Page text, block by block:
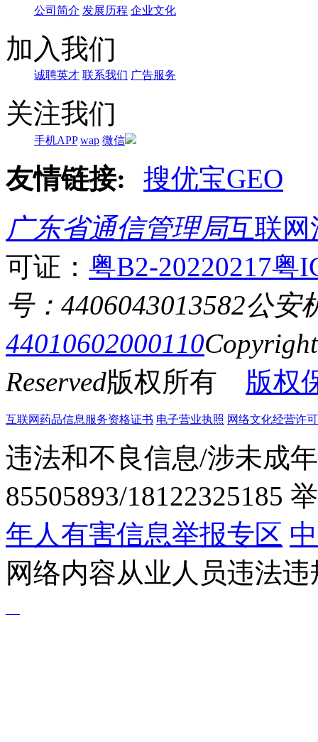
公司简介 发展历程 企业文化
加入我们
诚聘英才 联系我们 广告服务
关注我们
手机APP wap 微信
友情链接:
搜优宝GEO
广东省通信管理局互联网
可证： 粤B2-20220217粤
号：4406043013582公安
44010602000110
Reserved版权所有 版权
互联网药品信息服务资格证书 电子营业执照 网络文化经营许
违法和不良信息/涉未成
85505893/18122325185
年人有害信息举报专区
网络内容从业人员违法